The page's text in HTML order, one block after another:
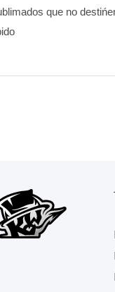
que no